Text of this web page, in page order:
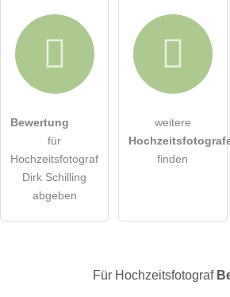
Hiermit akzeptiere ich die
öffentliche Frage stellen
Klicken Sie hier um eineindividuelle
Bewertung
für
Hochzeitsfotograf
Dirk Schilling
abgeben
weitere
finden
Für Hochzeitsfotograf